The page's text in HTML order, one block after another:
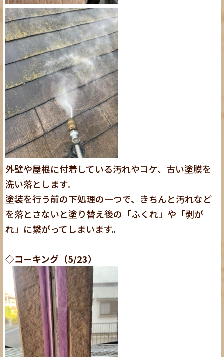
外壁や屋根に付着している汚れやコケ、古い塗膜を
洗い落とします。
塗装を行う前の下処理の一つで、きちんと汚れなど
を落とさないと塗り替え後の「ふくれ」や「剥が
れ」に繋がってしまいます。
◇コーキング（5/23）